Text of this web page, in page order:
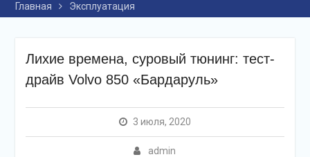
Главная Эксплуатация
Лихие времена, суровый тюнинг: тест-
драйв Volvo 850 «Бардаруль»
3 июля, 2020
admin